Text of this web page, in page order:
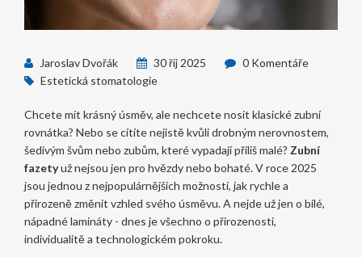
Jaroslav Dvořák 30 říj 2025
0 Komentáře
Estetická stomatologie
Chcete mít krásný úsměv, ale nechcete nosit klasické zubní
rovnátka? Nebo se cítíte nejistě kvůli drobným nerovnostem,
šedivým švům nebo zubům, které vypadají příliš malé? Zubní
fazetyuž nejsou jen pro hvězdy nebo bohaté. V roce 2025
jsou jednou z nejpopulárnějších možností, jak rychle a
přirozeně změnit vzhled svého úsměvu. A nejde už jen o bílé,
nápadné lamináty - dnes je všechno o přirozenosti,
individualitě a technologickém pokroku.